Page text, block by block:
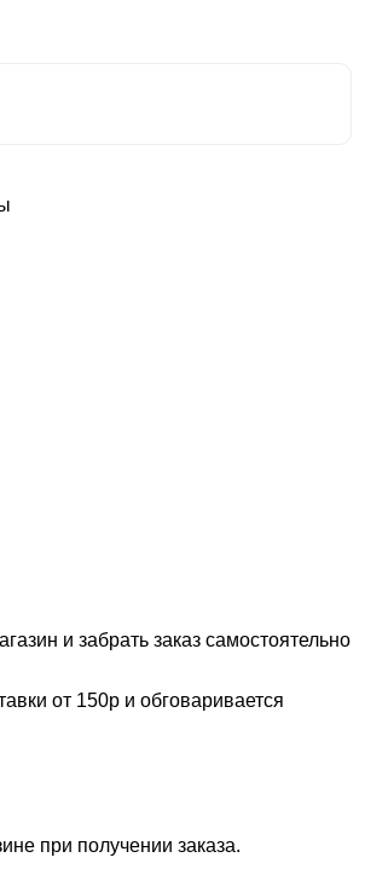
и забрать заказ самостоятельно
от 150р и обговаривается
при получении заказа.